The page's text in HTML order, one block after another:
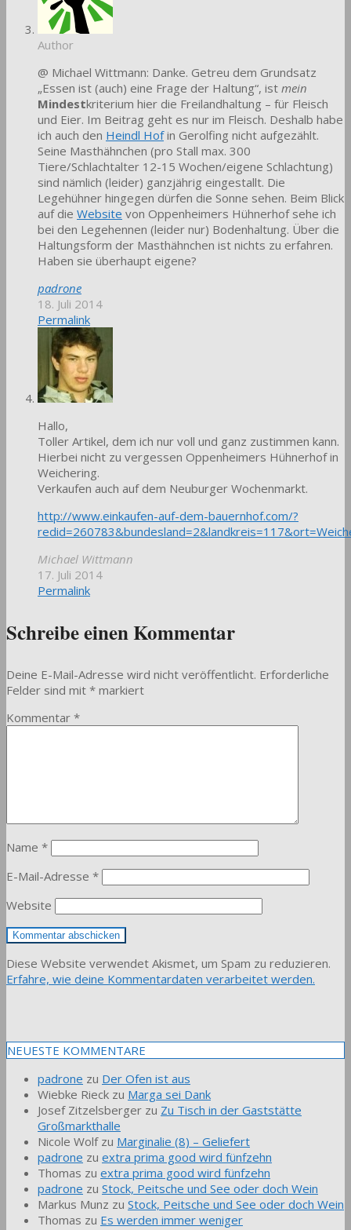
Author
@ Michael Wittmann: Danke. Getreu dem Grundsatz
„Essen ist (auch) eine Frage der Haltung“, ist mein
Mindestkriterium hier die Freilandhaltung – für Fleisch
und Eier. Im Beitrag geht es nur im Fleisch. Deshalb habe
ich auch den Heindl Hofin Gerolfing nicht aufgezählt.
Seine Masthähnchen (pro Stall max. 300
Tiere/Schlachtalter 12-15 Wochen/eigene Schlachtung)
sind nämlich (leider) ganzjährig eingestallt. Die
Legehühner hingegen dürfen die Sonne sehen. Beim Blick
auf die Website von Oppenheimers Hühnerhof sehe ich
bei den Legehennen (leider nur) Bodenhaltung. Über die
Haltungsform der Masthähnchen ist nichts zu erfahren.
Haben sie überhaupt eigene?
padrone
18. Juli 2014
Permalink
Hallo,
Toller Artikel, dem ich nur voll und ganz zustimmen kann.
Hierbei nicht zu vergessen Oppenheimers Hühnerhof in
Weichering.
Verkaufen auch auf dem Neuburger Wochenmarkt.
http://www.einkaufen-auf-dem-bauernhof.com/?
Michael Wittmann
17. Juli 2014
Permalink
Schreibe einen Kommentar
Deine E-Mail-Adresse wird nicht veröffentlicht. Erforderliche
Felder sind mit * markiert
Kommentar *
Name *
E-Mail-Adresse *
Website
Diese Website verwendet Akismet, um Spam zu reduzieren.
Erfahre, wie deine Kommentardaten verarbeitet werden.
NEUESTE KOMMENTARE
padrone zu Der Ofen ist aus
Wiebke Rieck zu Marga sei Dank
Josef Zitzelsberger zu Zu Tisch in der Gaststätte
Großmarkthalle
Nicole Wolfzu Marginalie (8) – Geliefert
padrone zu extra prima good wird fünfzehn
Thomas zu extra prima good wird fünfzehn
padrone zu Stock, Peitsche und See oder doch Wein
Markus Munz zu Stock, Peitsche und See oder doch Wein
Thomas zu Es werden immer weniger